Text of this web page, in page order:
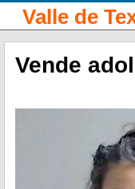
Valle de
Vende